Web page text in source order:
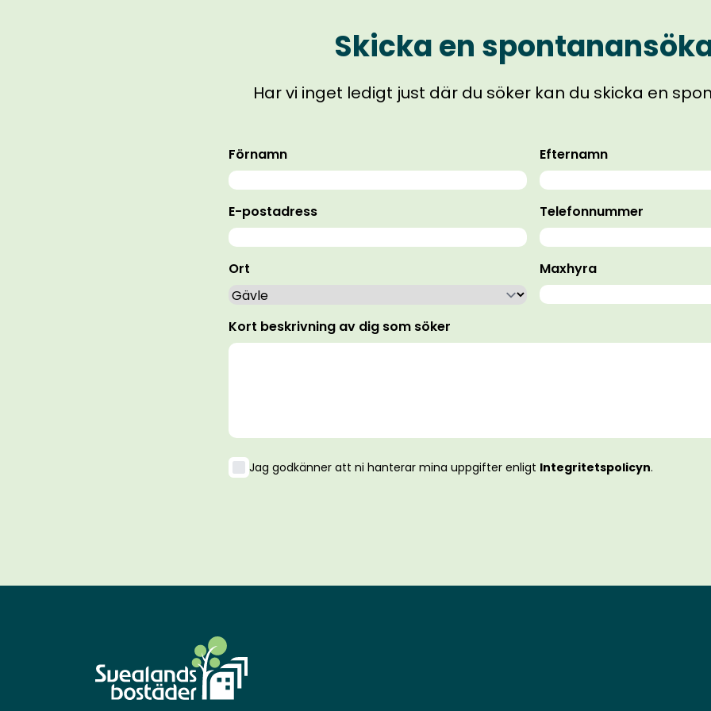
Skicka en
Har vi inget ledigt just där du söker kan du skicka en
Förnamn Efternamn
E-postadress Telefonnummer
Ort Maxhyra
Kort beskrivning av dig som söker
Jag godkänner att ni hanterar mina uppgifter enligt Integritetspolicyn.
Logo Svealandsbostäder